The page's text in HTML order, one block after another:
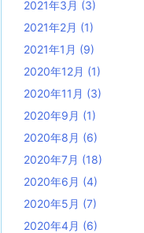
2021年3月 (3)
2021年2月 (1)
2021年1月 (9)
2020年12月 (1)
2020年11月 (3)
2020年9月 (1)
2020年8月 (6)
2020年7月 (18)
2020年6月 (4)
2020年5月 (7)
2020年4月 (6)